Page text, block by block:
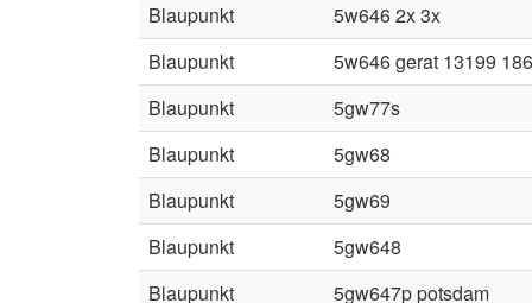
Blaupunkt
5w646 2x 3x
Blaupunkt
5w646 gerat 13199
Blaupunkt
5gw77s
Blaupunkt
5gw68
Blaupunkt
5gw69
Blaupunkt
5gw648
Blaupunkt
5gw647p potsdam